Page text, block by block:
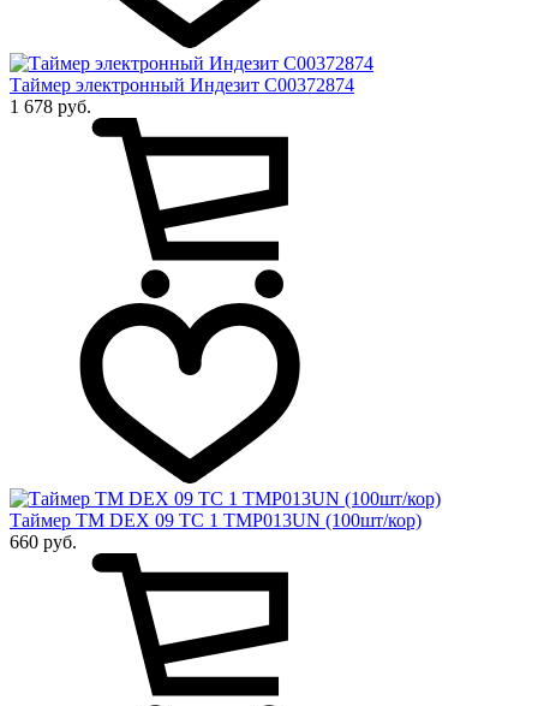
Таймер электронный Индезит C00372874
1 678 руб.
Таймер ТМ DEX 09 ТС 1 TMP013UN (100шт/кор)
660 руб.